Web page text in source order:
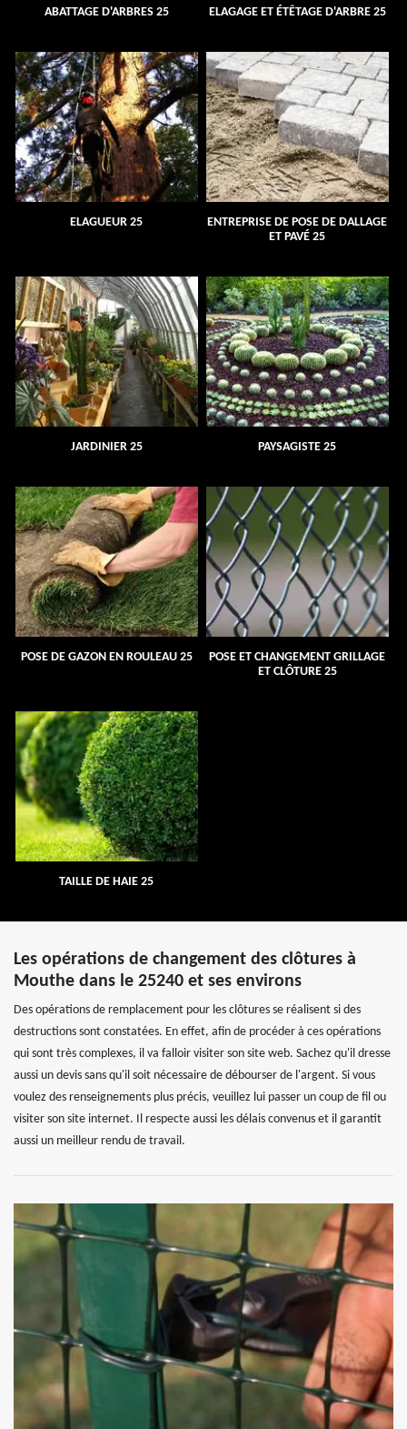
ABATTAGE D'ARBRES 25 ELAGAGE ET ÉTÊTAGE D'ARBRE 25
ELAGUEUR 25
ENTREPRISE DE POSE DE DALLAGE
ET PAVÉ 25
JARDINIER 25 PAYSAGISTE 25
POSE DE GAZON EN ROULEAU 25
POSE ET CHANGEMENT GRILLAGE
ET CLÔTURE 25
TAILLE DE HAIE 25
Les opérations de changement des clôtures à
Mouthe dans le 25240 et ses environs
Des opérations de remplacement pour les clôtures se réalisent si des
destructions sont constatées. En effet, afin de procéder à ces opérations
qui sont très complexes, il va falloir visiter son site web. Sachez qu'il dresse
aussi un devis sans qu'il soit nécessaire de débourser de l'argent. Si vous
voulez des renseignements plus précis, veuillez lui passer un coup de fil ou
visiter son site internet. Il respecte aussi les délais convenus et il garantit
aussi un meilleur rendu de travail.